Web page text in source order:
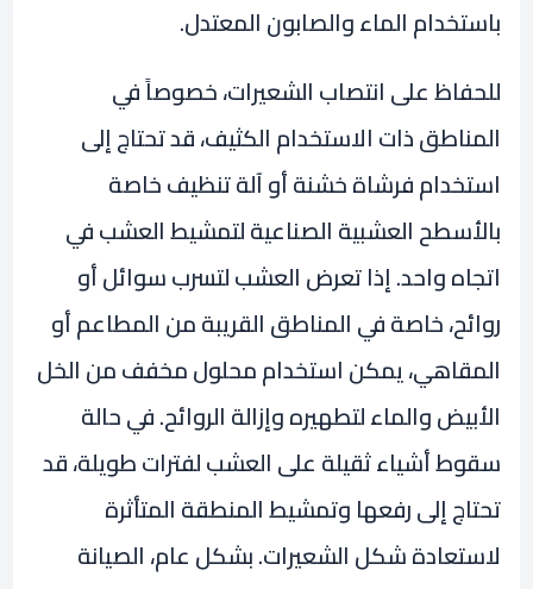
باستخدام الماء والصابون المعتدل.
للحفاظ على انتصاب الشعيرات، خصوصاً في
المناطق ذات الاستخدام الكثيف، قد تحتاج إلى
استخدام فرشاة خشنة أو آلة تنظيف خاصة
بالأسطح العشبية الصناعية لتمشيط العشب في
اتجاه واحد. إذا تعرض العشب لتسرب سوائل أو
روائح، خاصة في المناطق القريبة من المطاعم أو
المقاهي، يمكن استخدام محلول مخفف من الخل
الأبيض والماء لتطهيره وإزالة الروائح. في حالة
سقوط أشياء ثقيلة على العشب لفترات طويلة، قد
تحتاج إلى رفعها وتمشيط المنطقة المتأثرة
لاستعادة شكل الشعيرات. بشكل عام، الصيانة